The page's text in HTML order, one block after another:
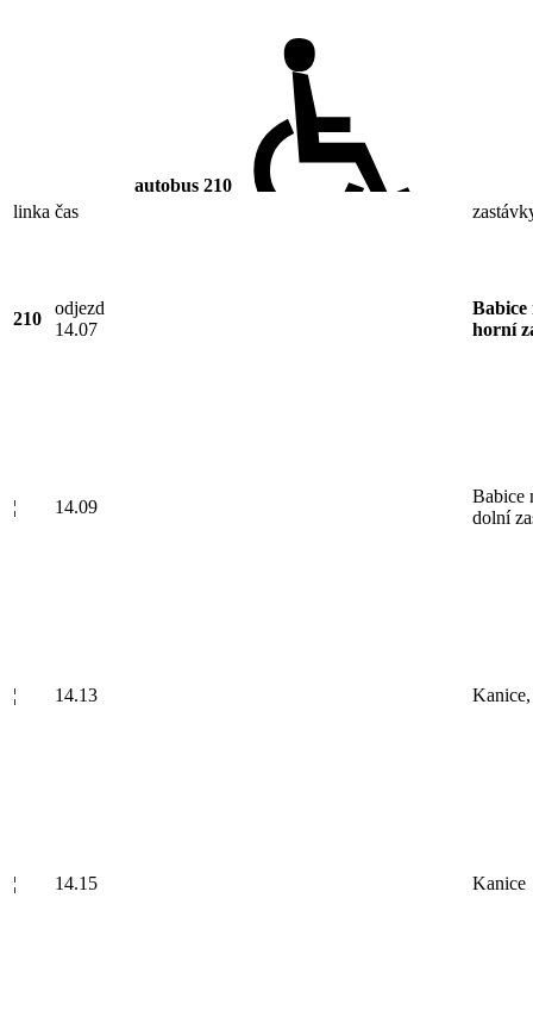
autobus 210
linka čas
210
odjezd
14.07
Babice
horní
¦ 14.09
Babice
dolní
¦ 14.13
¦ 14.15 Kanice